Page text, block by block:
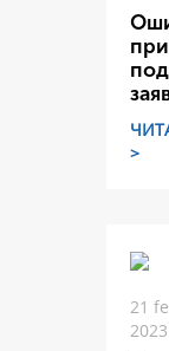
при
>
21
2023